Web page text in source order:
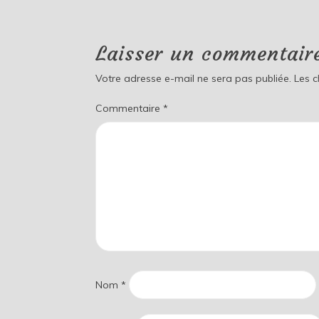
Laisser un
Votre adresse e-mail ne sera pas publiée. Les
Commentaire*
Nom*